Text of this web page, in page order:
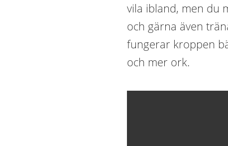
vila ibland, men du
och gärna även
fungerar kroppen
och mer ork.